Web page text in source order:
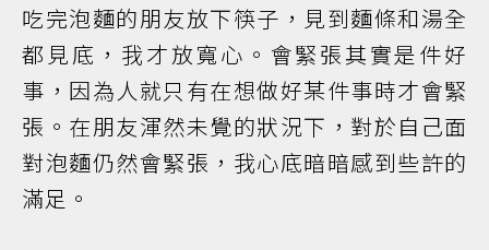
吃完泡麵的朋友放下筷子，見到麵條和湯全
都見底，我才放寬心。會緊張其實是件好
事，因為人就只有在想做好某件事時才會緊
張。在朋友渾然未覺的狀況下，對於自己面
對泡麵仍然會緊張，我心底暗暗感到些許的
滿足。